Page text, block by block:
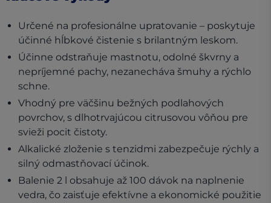
Určené na profesionálne upratovanie – poskytuje
účinné hĺbkové čistenie s brilantným leskom.
Účinne odstraňuje mastnotu, odolné škvrny a
nepríjemné pachy, nezanecháva šmuhy a rýchlo
schne.
Vhodný pre väčšinu bežných podlahových
povrchov, s dlhotrvajúcou citrusovou vôňou pre
svieži pocit čistoty.
Alkalické zloženie s tenzidmi zabezpečuje rýchly a
silný odmastňovací účinok.
Balenie 2 l obsahuje až 100 dávok na naplnenie
vedra, čo zaisťuje efektívne a ekonomické použitie